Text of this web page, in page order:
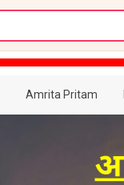
Amrita Pritam